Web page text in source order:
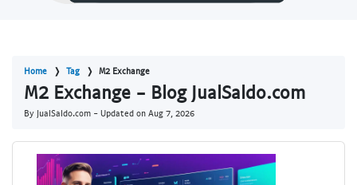
Home Tag M2 Exchange
M2 Exchange - Blog JualSaldo.com
By JualSaldo.com - Updated on Aug 7, 2026